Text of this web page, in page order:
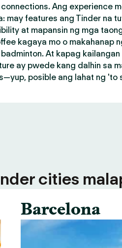
Ang experience
may features ang Tinder na
at mapansin ng mga
kagaya mo o makahanap
At kapag
ay pwede kang dalhin sa
posible ang lahat ng 'to
cities
Barcelona